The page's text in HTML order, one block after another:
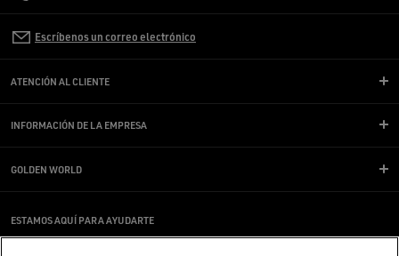
Escríbenos un correo electrónico
ATENCIÓN AL CLIENTE
INFORMACIÓN DE LA EMPRESA
GOLDEN WORLD
ESTAMOS AQUÍ PARA AYUDARTE
¿Estás usando un lector de pantalla y estás teniendo problemas?